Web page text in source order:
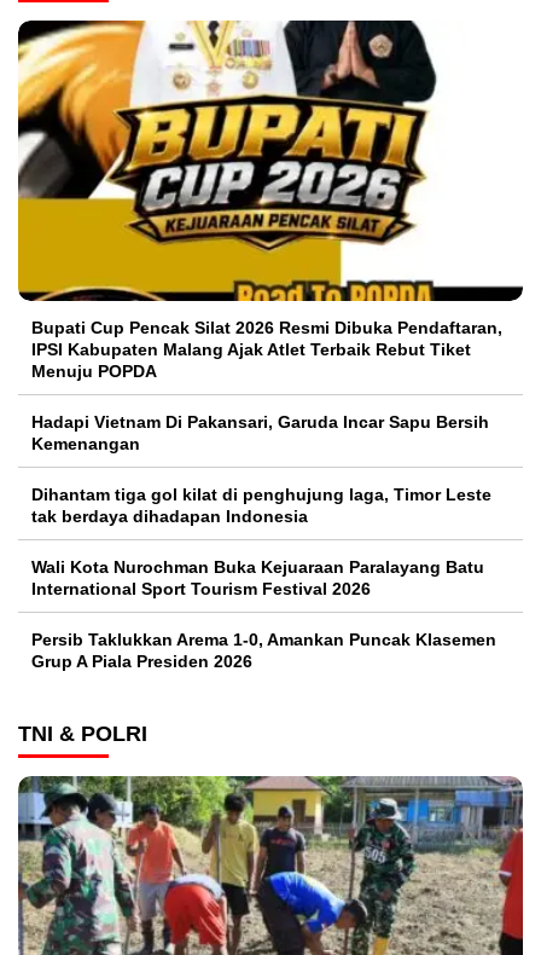
Bupati Cup Pencak Silat 2026 Resmi Dibuka Pendaftaran,
IPSI Kabupaten Malang Ajak Atlet Terbaik Rebut Tiket
Menuju POPDA
Hadapi Vietnam Di Pakansari, Garuda Incar Sapu Bersih
Kemenangan
Dihantam tiga gol kilat di penghujung laga, Timor Leste
tak berdaya dihadapan Indonesia
Wali Kota Nurochman Buka Kejuaraan Paralayang Batu
International Sport Tourism Festival 2026
Persib Taklukkan Arema 1-0, Amankan Puncak Klasemen
Grup A Piala Presiden 2026
TNI & POLRI